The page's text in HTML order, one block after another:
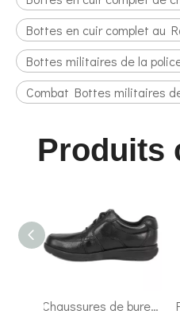
Bottes en cuir complet au
Bottes militaires de la
Combat Bottes militaires
Produits